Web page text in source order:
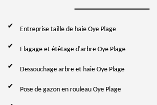
Entreprise taille de haie Oye Plage
Elagage et étêtage d'arbre Oye Plage
Dessouchage arbre et haie Oye Plage
Pose de gazon en rouleau Oye Plage